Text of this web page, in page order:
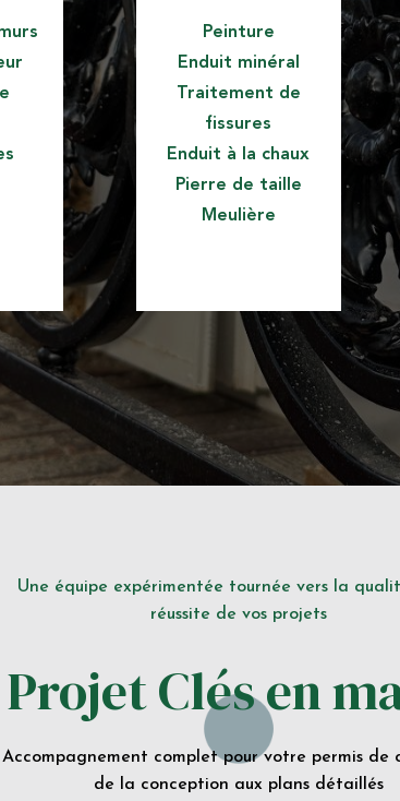
Peinture
Enduit minéral
Traitement de
fissures
Enduit à la chaux
Pierre de taille
Meulière
Une équipe expérimentée tournée vers la
réussite de vos projets
Projet Clés en
Accompagnement complet pour votre permis de
de la conception aux plans détaillés